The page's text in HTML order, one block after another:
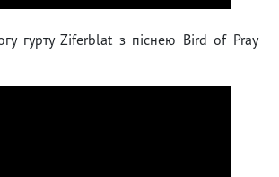
гурту Ziferblat з піснею Bird of Pray